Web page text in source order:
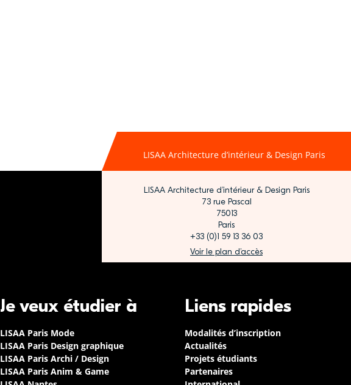
LISAA Architecture d’intérieur & Design Paris
LISAA Architecture d’intérieur & Design Paris
73 rue Pascal
75013
Paris
+33 (0)1 59 13 36 03
Voir le plan d’accès
Je veux étudier à
LISAA Paris Mode
LISAA Paris Design graphique
LISAA Paris Archi / Design
LISAA Paris Anim & Game
Liens rapides
Modalités d’inscription
Actualités
Projets étudiants
Partenaires